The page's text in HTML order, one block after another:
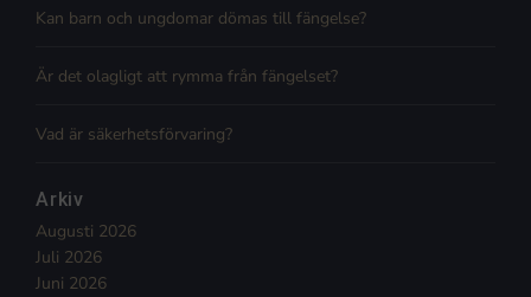
Kan barn och ungdomar dömas till fängelse?
Är det olagligt att rymma från fängelset?
Vad är säkerhetsförvaring?
Arkiv
Augusti 2026
Juli 2026
Juni 2026